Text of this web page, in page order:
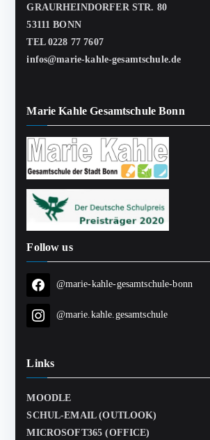
GRAURHEINDORFER STR. 80
53111 BONN
TEL 0228 77 7607
infos@marie-kahle-gesamtschule.de
Marie Kahle Gesamtschule Bonn
Follow us
@marie-kahle-gesamtschule-bonn
@marie.kahle.gesamtschule
Links
MOODLE
SCHUL-EMAIL (OUTLOOK)
MICROSOFT365 (OFFICE)